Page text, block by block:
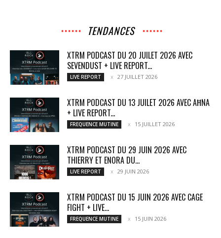
TENDANCES
XTRM PODCAST DU 20 JUILET 2026 AVEC
SEVENDUST + LIVE REPORT...
LIVE REPORT 27 JUILLET 2026
XTRM PODCAST DU 13 JUILET 2026 AVEC AĦNA
+ LIVE REPORT...
FREQUENCE MUTINE 15 JUILLET 2026
XTRM PODCAST DU 29 JUIN 2026 AVEC
THIERRY ET ENORA DU...
LIVE REPORT 29 JUIN 2026
XTRM PODCAST DU 15 JUIN 2026 AVEC CAGE
FIGHT + LIVE...
FREQUENCE MUTINE 15 JUIN 2026